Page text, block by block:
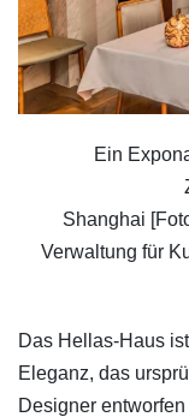
Ein
Shanghai
Verwaltung für
Das Hellas-Haus
Eleganz, das
Designer